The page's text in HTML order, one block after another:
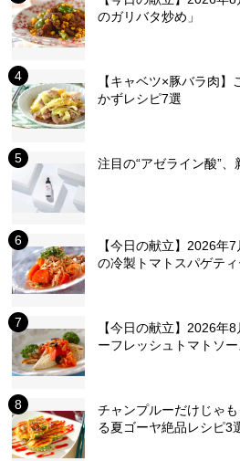
のガリバタ炒め」
【キャベツ×豚バラ肉
かずレシピ7選
注目の“アゼライン酸”、
【今日の献立】2026年
の冷製トマトスパゲティ
【今日の献立】2026年
ーフレッシュトマトソー
チャンプルーだけじゃ
る夏ゴーヤ絶品レシピ3